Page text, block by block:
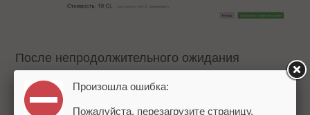
После непродолжительного ожидания
получаем результат:
Произошла ошибка:
Пожалуйста, перезагрузите страницу.